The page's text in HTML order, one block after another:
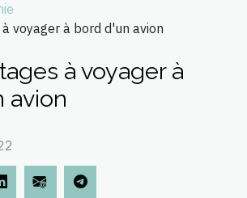
voyager à bord d'un avion
à voyager à
avion